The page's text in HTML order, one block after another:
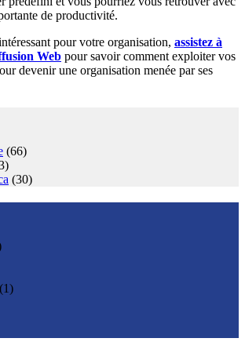
de productivité.
pour votre organisation, assistez à
Web pour savoir comment exploiter vos
devenir une organisation menée par ses
(66)
(30)
(1)